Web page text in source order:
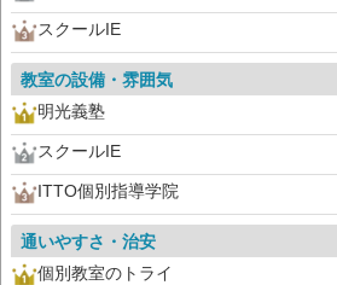
スクールIE
教室の設備・雰囲気
明光義塾
スクールIE
ITTO個別指導学院
通いやすさ・治安
個別教室のトライ